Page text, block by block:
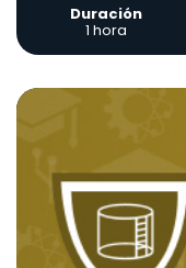
Duración
1 hora